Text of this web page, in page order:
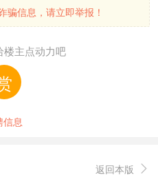
骗信息，请立即举报！
楼主点动力吧
信息
返回本版 